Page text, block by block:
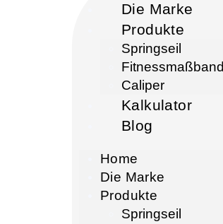
Die Marke
Produkte
Springseil
Fitnessmaßband
Caliper
Kalkulator
Blog
Home
Die Marke
Produkte
Springseil